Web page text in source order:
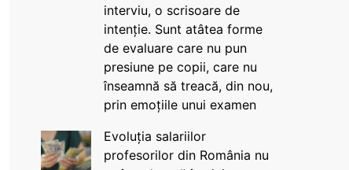
interviu, o scrisoare de
intenție. Sunt atâtea forme
de evaluare care nu pun
presiune pe copii, care nu
înseamnă să treacă, din nou,
prin emoțiile unui examen
Evoluția salariilor
profesorilor din România nu